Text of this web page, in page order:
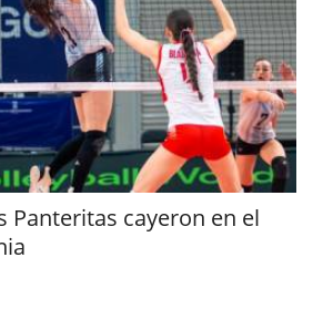
Panteritas cayeron en el